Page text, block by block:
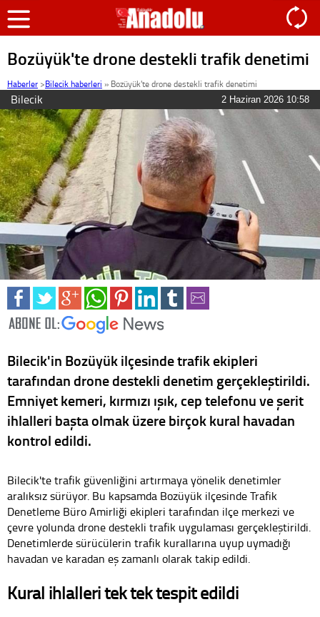
Bozüyük'te drone destekli trafik denetimi
Haberler >Bilecik haberleri » Bozüyük'te drone destekli trafik denetimi
Bilecik 2 Haziran 2026 10:58
Bilecik'in Bozüyük ilçesinde trafik ekipleri
tarafından drone destekli denetim gerçekleştirildi.
Emniyet kemeri, kırmızı ışık, cep telefonu ve şerit
ihlalleri başta olmak üzere birçok kural havadan
kontrol edildi.
Bilecik'te trafik güvenliğini artırmaya yönelik denetimler
aralıksız sürüyor. Bu kapsamda Bozüyük ilçesinde Trafik
Denetleme Büro Amirliği ekipleri tarafından ilçe merkezi ve
çevre yolunda drone destekli trafik uygulaması gerçekleştirildi.
Denetimlerde sürücülerin trafik kurallarına uyup uymadığı
havadan ve karadan eş zamanlı olarak takip edildi.
Kural ihlalleri tek tek tespit edildi